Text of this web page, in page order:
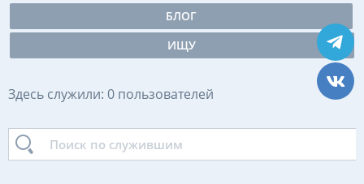
БЛОГ
ИЩУ
Здесь служили: 0 пользователей